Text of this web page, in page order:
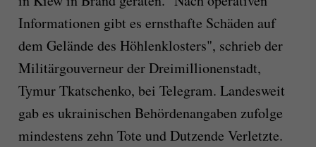
Informationen gibt es ernsthafte Schäden auf
dem Gelände des Höhlenklosters", schrieb der
Militärgouverneur der Dreimillionenstadt,
Tymur Tkatschenko, bei Telegram. Landesweit
gab es ukrainischen Behördenangaben zufolge
mindestens zehn Tote und Dutzende Verletzte.